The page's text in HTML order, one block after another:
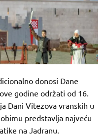
donosi Dane
godine održati od 16.
Dani Vitezova vranskih u
predstavlja najveću
na Jadranu.